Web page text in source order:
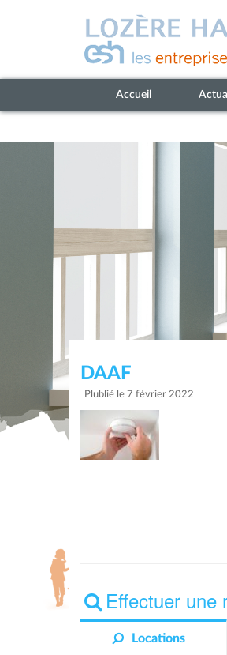
Accueil
DAAF
Plublié le 7 février 2022
Effectuer une
Locations